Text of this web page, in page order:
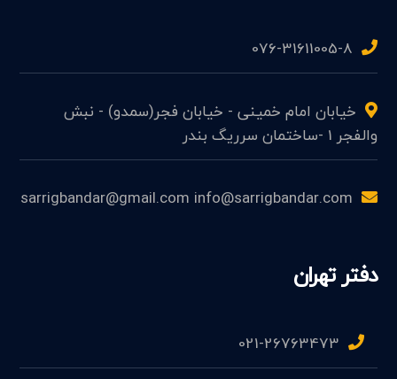
076-31611005-8
خیابان امام خمینی - خیابان فجر(سمدو) - نبش
والفجر 1 -ساختمان سرریگ بندر
sarrigbandar@gmail.com info@sarrigbandar.com
دفتر تهران
021-26763473